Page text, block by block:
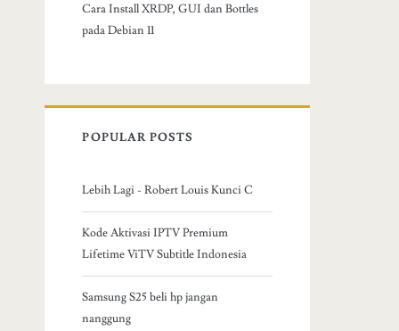
Cara Install XRDP, GUI dan Bottles
pada Debian 11
POPULAR POSTS
Lebih Lagi - Robert Louis Kunci C
Kode Aktivasi IPTV Premium
Lifetime ViTV Subtitle Indonesia
Samsung S25 beli hp jangan
nanggung